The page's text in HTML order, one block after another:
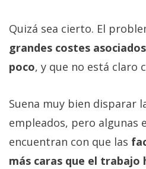
Quizá sea cierto. El
grandes costes
poco, y que no está claro
Suena muy bien disparar
empleados, pero algunas
encuentran con que las
más caras que el trabajo